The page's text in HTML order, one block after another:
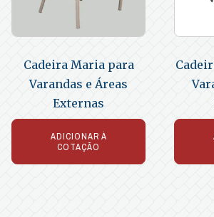
Cadeira Maria para
Varandas e Áreas
Externas
ADICIONAR À
COTAÇÃO